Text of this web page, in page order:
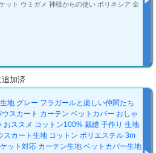
ット ウミガメ 神様からの使い ポリネシア 金
加済
地 グレー フラガールと楽しい仲間たち
ウスカート カーテン ベットカバー おしゃ
おススメ コットン100% 裁縫 手作り 生地
スカート生地 コットン ポリエステル 3m
ット対応 カーテン生地 ベットカバー生地